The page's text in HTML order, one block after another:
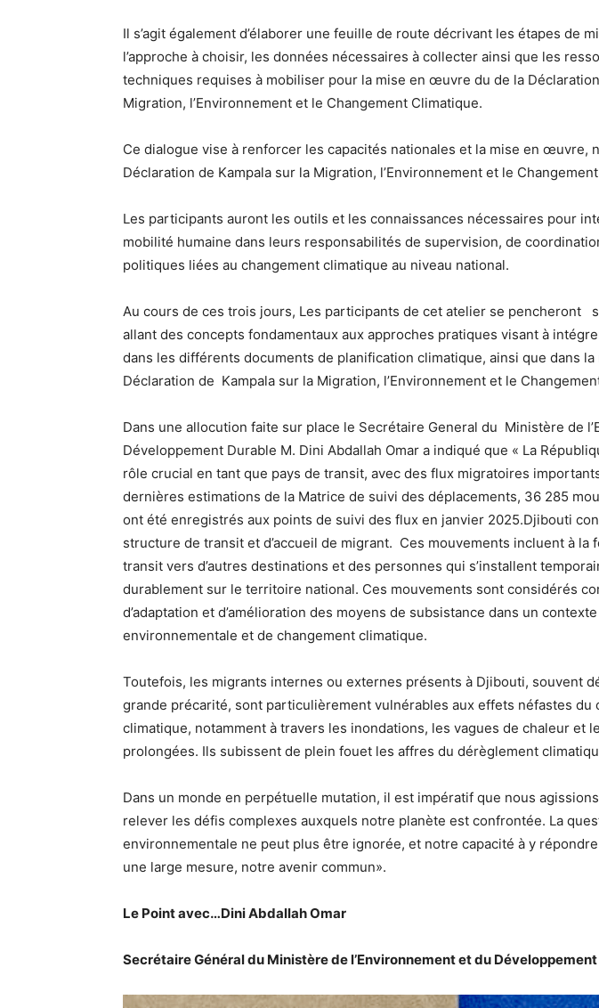
Il s’agit également d’élaborer une feuille de route décrivant les étapes de
l’approche à choisir, les données nécessaires à collecter ainsi que les
techniques requises à mobiliser pour la mise en œuvre du de la
Migration, l’Environnement et le Changement Climatique.
Ce dialogue vise à renforcer les capacités nationales et la mise en œuvre,
Déclaration de Kampala sur la Migration, l’Environnement et le
Les participants auront les outils et les connaissances nécessaires pour
mobilité humaine dans leurs responsabilités de supervision, de
politiques liées au changement climatique au niveau national.
Au cours de ces trois jours, Les participants de cet atelier se pencheront
allant des concepts fondamentaux aux approches pratiques visant à
dans les différents documents de planification climatique, ainsi que dans
Déclaration de Kampala sur la Migration, l’Environnement et le
Dans une allocution faite sur place le Secrétaire General du Ministère de
Développement Durable M. Dini Abdallah Omar a indiqué que « La
rôle crucial en tant que pays de transit, avec des flux migratoires
dernières estimations de la Matrice de suivi des déplacements, 36 285
ont été enregistrés aux points de suivi des flux en janvier 2025.Djibouti
structure de transit et d’accueil de migrant. Ces mouvements incluent à la
transit vers d’autres destinations et des personnes qui s’installent
durablement sur le territoire national. Ces mouvements sont considérés
d’adaptation et d’amélioration des moyens de subsistance dans un
environnementale et de changement climatique.
Toutefois, les migrants internes ou externes présents à Djibouti, souvent
grande précarité, sont particulièrement vulnérables aux effets néfastes du
climatique, notamment à travers les inondations, les vagues de chaleur et
prolongées. Ils subissent de plein fouet les affres du dérèglement
Dans un monde en perpétuelle mutation, il est impératif que nous
relever les défis complexes auxquels notre planète est confrontée. La
environnementale ne peut plus être ignorée, et notre capacité à y
une large mesure, notre avenir commun».
Le Point avec…Dini Abdallah Omar
Secrétaire Général du Ministère de l’Environnement et du